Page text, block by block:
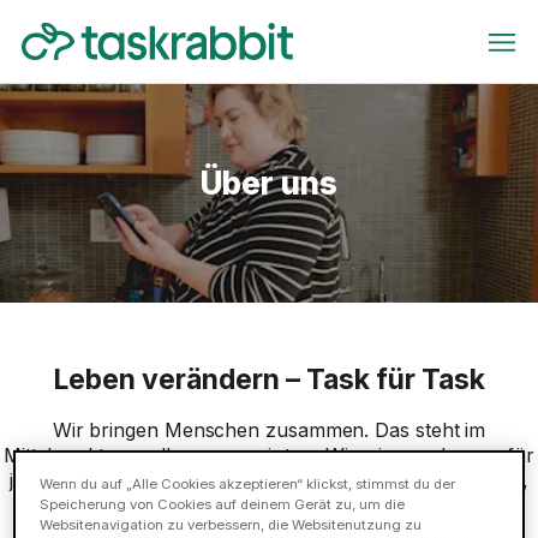
Über uns
Leben verändern – Task für Task
Wir bringen Menschen zusammen. Das steht im
Mittelpunkt von allem, was wir tun. Wir wissen, dass es für
jede Person, die ihre Heizung vor dem Winter reparieren,
das Kinderzimmer für ihr Neugeborenes einrichten oder
einen Fernseher rechtzeitig vor Spielbeginn montieren
Wenn du auf „Alle Cookies akzeptieren“ klickst, stimmst du der
Speicherung von Cookies auf deinem Gerät zu, um die
Websitenavigation zu verbessern, die Websitenutzung zu